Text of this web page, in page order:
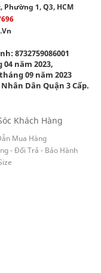
1, Q3, HCM
8732759086001
năm 2023,
09 năm 2023
Dân Quận 3 Cấp.
Khách Hàng
Mua Hàng
- Đổi Trả - Bảo Hành